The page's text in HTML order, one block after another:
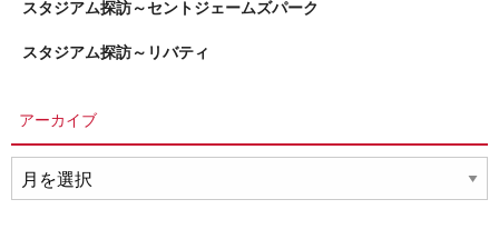
スタジアム探訪～セントジェームズパーク
スタジアム探訪～リバティ
アーカイブ
ー